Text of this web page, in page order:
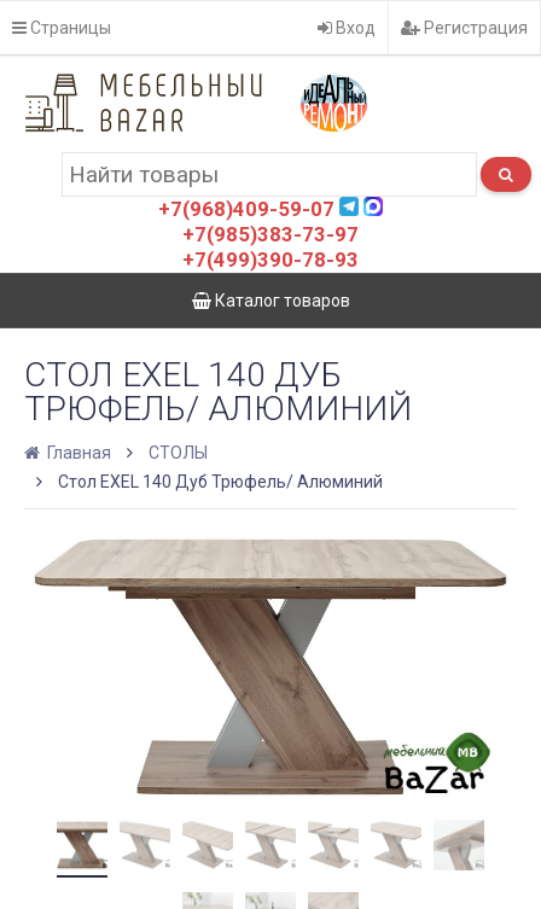
Страницы Вход Регистрация
+7(968)409-59-07
+7(985)383-73-97
+7(499)390-78-93
Каталог товаров
СТОЛ EXEL 140 ДУБ
ТРЮФЕЛЬ/ АЛЮМИНИЙ
Главная
СТОЛЫ
Стол EXEL 140 Дуб Трюфель/ Алюминий